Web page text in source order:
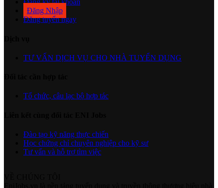
Đăng ký tài khoản
Đăng Nhập
Đăng tuyển ngay
TƯ VẤN DỊCH VỤ CHO NHÀ TUYỂN DỤNG
Tổ chức, câu lạc bộ hợp tác
Đào tạo kỹ năng thực chiến
Học chứng chỉ chuyên nghiệp cho kỹ sư
Tư vấn và hỗ trợ tìm việc